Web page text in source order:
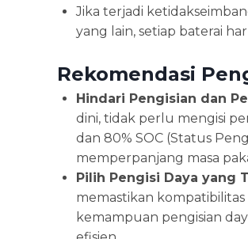
Jika terjadi
yang lain, setiap baterai
Rekomendasi
Hindari Pengisian dan
dini, tidak perlu mengisi
dan 80% SOC (Status
memperpanjang masa
Pilih Pengisi Daya yang
memastikan
kemampuan pengisian